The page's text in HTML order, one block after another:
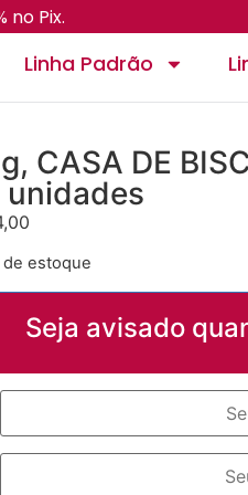
no Pix.
Linha Padrão
CASA DE
unidades
de estoque
Seja avisado